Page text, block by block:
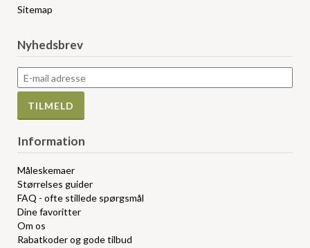
Sitemap
Nyhedsbrev
Information
Måleskemaer
Størrelses guider
FAQ - ofte stillede spørgsmål
Dine favoritter
Om os
Rabatkoder og gode tilbud